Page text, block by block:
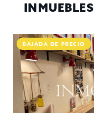
INMUEBLES
BAJADA DE PRECIO